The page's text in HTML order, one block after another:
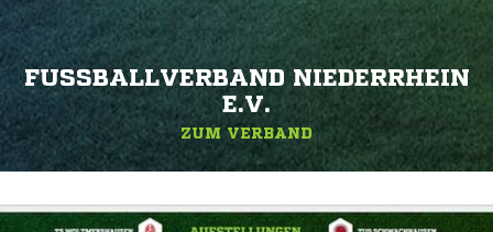
FUSSBALLVERBAND NIEDERRHEIN E
.V.
ZUM VERBAND